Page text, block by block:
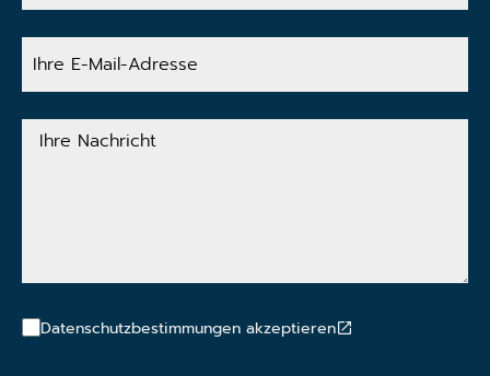
Ihre
E-
Adresse
Ihre
Nachricht
Datenschutzbestimmungen akzeptieren